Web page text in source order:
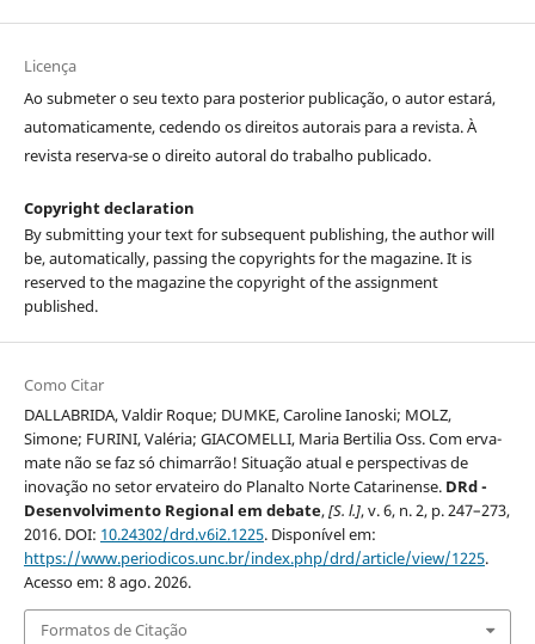
Licença
Ao submeter o seu texto para posterior publicação, o autor estará,
automaticamente, cedendo os direitos autorais para a revista. À
revista reserva-se o direito autoral do trabalho publicado.
Copyright declaration
By submitting your text for subsequent publishing, the author will
be, automatically, passing the copyrights for the magazine. It is
reserved to the magazine the copyright of the assignment
published.
Como Citar
DALLABRIDA, Valdir Roque; DUMKE, Caroline Ianoski; MOLZ,
Simone; FURINI, Valéria; GIACOMELLI, Maria Bertilia Oss. Com erva-
mate não se faz só chimarrão! Situação atual e perspectivas de
inovação no setor ervateiro do Planalto Norte Catarinense. DRd -
Desenvolvimento Regional em debate,[S. l.], v. 6, n. 2, p. 247–273,
2016. DOI: 10.24302/drd.v6i2.1225. Disponível em:
https://www.periodicos.unc.br/index.php/drd/article/view/1225.
Acesso em: 8 ago. 2026.
Formatos de Citação